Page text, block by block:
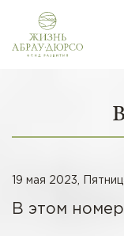
19 мая 2023,
В этом